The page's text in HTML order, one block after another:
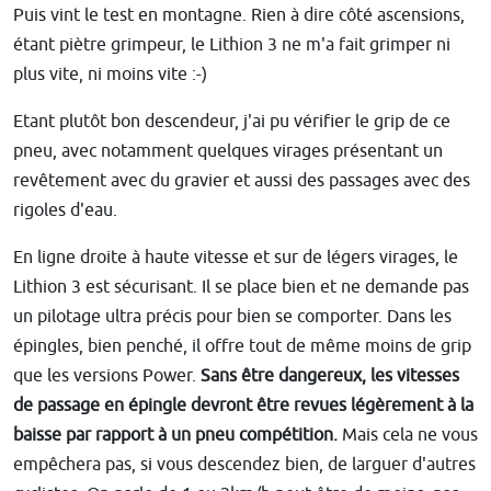
Puis vint le test en montagne. Rien à dire côté ascensions,
étant piètre grimpeur, le Lithion 3 ne m'a fait grimper ni
plus vite, ni moins vite :-)
Etant plutôt bon descendeur, j'ai pu vérifier le grip de ce
pneu, avec notamment quelques virages présentant un
revêtement avec du gravier et aussi des passages avec des
rigoles d'eau.
En ligne droite à haute vitesse et sur de légers virages, le
Lithion 3 est sécurisant. Il se place bien et ne demande pas
un pilotage ultra précis pour bien se comporter. Dans les
épingles, bien penché, il offre tout de même moins de grip
que les versions Power. Sans être dangereux, les vitesses
de passage en épingle devront être revues légèrement à la
baisse par rapport à un pneu compétition. Mais cela ne vous
empêchera pas, si vous descendez bien, de larguer d'autres